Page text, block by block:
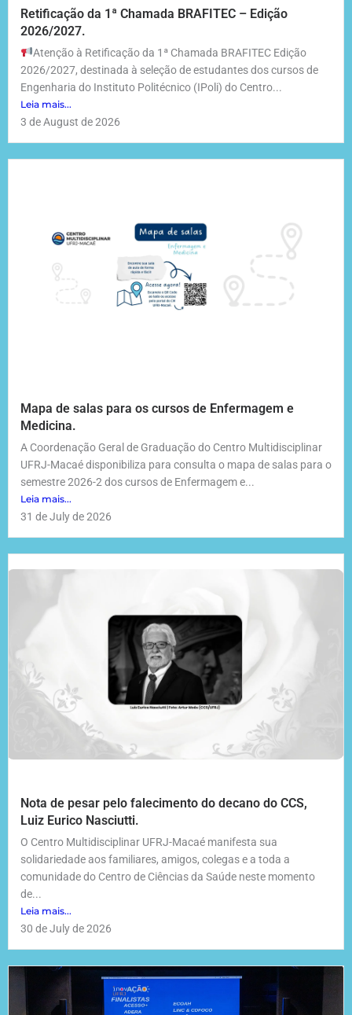
Retificação da 1ª Chamada BRAFITEC – Edição
2026/2027.
Atenção à Retificação da 1ª Chamada BRAFITEC Edição
2026/2027, destinada à seleção de estudantes dos cursos de
Engenharia do Instituto Politécnico (IPoli) do Centro...
Leia mais...
3 de August de 2026
Mapa de salas para os cursos de Enfermagem e
Medicina.
A Coordenação Geral de Graduação do Centro Multidisciplinar
UFRJ-Macaé disponibiliza para consulta o mapa de salas para o
semestre 2026-2 dos cursos de Enfermagem e...
Leia mais...
31 de July de 2026
Nota de pesar pelo falecimento do decano do CCS,
Luiz Eurico Nasciutti.
O Centro Multidisciplinar UFRJ-Macaé manifesta sua
solidariedade aos familiares, amigos, colegas e a toda a
comunidade do Centro de Ciências da Saúde neste momento
de...
Leia mais...
30 de July de 2026